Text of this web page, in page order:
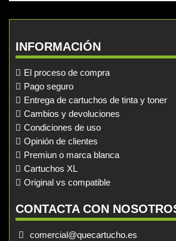
INFORMACIÓN
El proceso de compra
Pago seguro
Entrega de cartuchos de tinta y toner
Cambios y devoluciones
Condiciones de uso
Opinión de clientes
Premiun o marca blanca
Cartuchos XL
Original vs compatible
CONTACTA CON
comercial@quecartucho.es